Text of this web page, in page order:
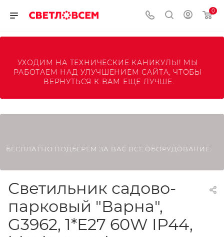
0
УХОДИМ НА ТЕХНИЧЕСКИЕ КАНИКУЛЫ! МЫ
РАБОТАЕМ НАД УЛУЧШЕНИЕМ САЙТА, ЧТОБЫ
ВЕРНУТЬСЯ К ВАМ ЕЩЕ ЛУЧШЕ.
БЕСПЛАТНО ПОДБЕРЕМ ЗА ВАС ВСЁ ОБОРУДОВАНИЕ.
Светильник садово-
парковый "Варна",
G3962, 1*Е27 60W IP44,